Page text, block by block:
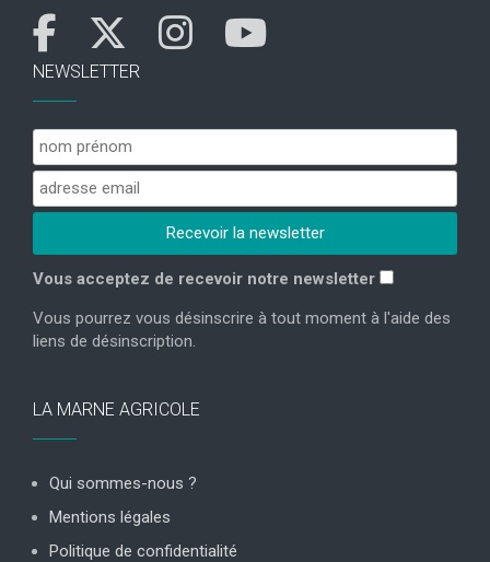
NEWSLETTER
Vous acceptez de recevoir notre newsletter
Vous pourrez vous désinscrire à tout moment à l'aide des
liens de désinscription.
LA MARNE AGRICOLE
Qui sommes-nous ?
Mentions légales
Politique de confidentialité